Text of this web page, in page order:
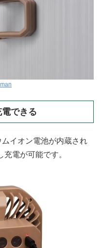
できる
イオン電池が内蔵され
電が可能です。